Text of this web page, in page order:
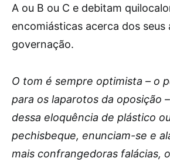
A ou B ou C e debitam
encomiásticas acerca dos seus
governação.
O tom é sempre optimista – o
para os laparotos da oposição
dessa eloquência de plástico
pechisbeque, enunciam-se e
mais confrangedoras falácias,